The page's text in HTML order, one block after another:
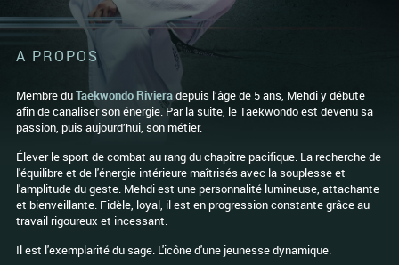
A PROPOS
Membre duTaekwondo Rivieradepuis l’âge de 5 ans, Mehdi y débute
afin de canaliser son énergie. Par la suite, le Taekwondo est devenu sa
passion, puis aujourd’hui, son métier.
Élever le sport de combat au rang du chapitre pacifique. La recherche de
l'équilibre et de l'énergie intérieure maîtrisés avec la souplesse et
l'amplitude du geste. Mehdi est une personnalité lumineuse, attachante
et bienveillante. Fidèle, loyal, il est en progression constante grâce au
travail rigoureux et incessant.
Il est l'exemplarité du sage. L'icône d'une jeunesse dynamique.